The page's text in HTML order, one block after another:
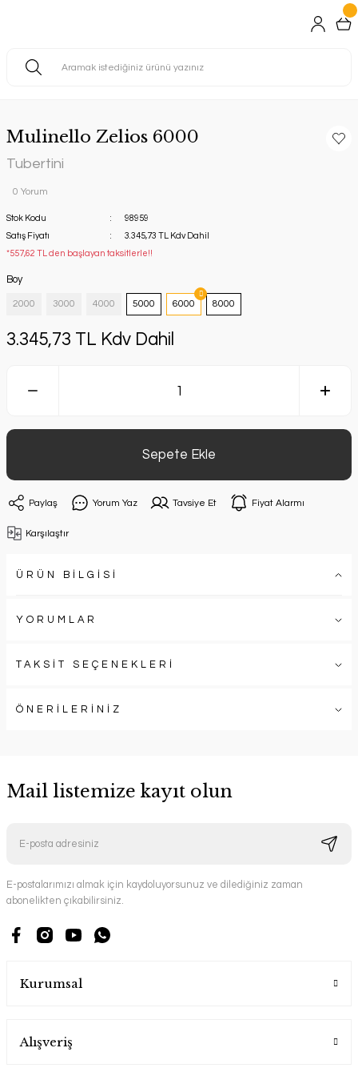
Mulinello Zelios 6000
Tubertini
0 Yorum
Stok Kodu
98959
Satış Fiyatı
3.345,73 TL Kdv Dahil
*557,62 TL den başlayan taksitlerle!!
Boy
2000 3000 4000 5000 6000 8000
3.345,73 TL Kdv Dahil
Sepete Ekle
Paylaş Yorum Yaz Tavsiye Et Fiyat Alarmı
Karşılaştır
ÜRÜN BİLGİSİ
YORUMLAR
TAKSİT SEÇENEKLERİ
ÖNERİLERİNİZ
Mail listemize kayıt olun
E-postalarımızı almak için kaydoluyorsunuz ve dilediğiniz zaman
abonelikten çıkabilirsiniz.
Kurumsal
Alışveriş